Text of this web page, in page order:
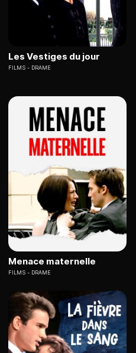
Les Vestiges du jour
FILMS DRAME
Menace maternelle
FILMS DRAME